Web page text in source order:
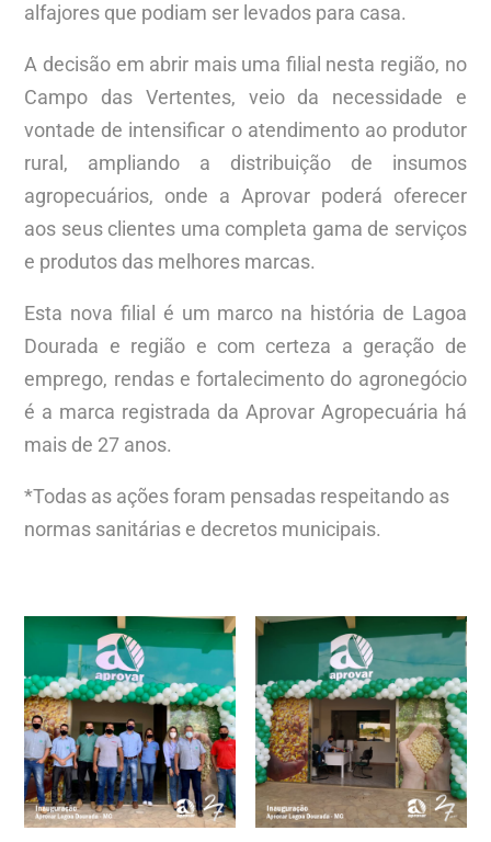
alfajores que podiam ser levados para casa.
A decisão em abrir mais uma filial nesta região, no
Campo das Vertentes, veio da necessidade e
vontade de intensificar o atendimento ao produtor
rural, ampliando a distribuição de insumos
agropecuários, onde a Aprovar poderá oferecer
aos seus clientes uma completa gama de serviços
e produtos das melhores marcas.
Esta nova filial é um marco na história de Lagoa
Dourada e região e com certeza a geração de
emprego, rendas e fortalecimento do agronegócio
é a marca registrada da Aprovar Agropecuária há
mais de 27 anos.
*Todas as ações foram pensadas respeitando as
normas sanitárias e decretos municipais.